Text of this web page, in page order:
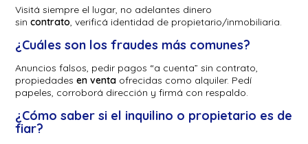
Visitá siempre el lugar, no adelantes dinero
sincontrato , verificá identidad de propietario/inmobiliaria.
¿Cuáles son los fraudes más comunes?
Anuncios falsos, pedir pagos “a cuenta” sin contrato,
propiedadesen venta ofrecidas como alquiler. Pedí
papeles, corroborá dirección y firmá con respaldo.
¿Cómo saber si el inquilino o propietario es de
fiar?